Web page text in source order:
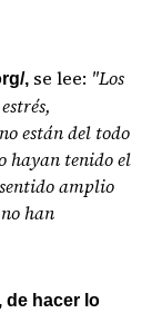
, se lee: "Los
están del todo
hayan tenido el
amplio
han
de hacer lo